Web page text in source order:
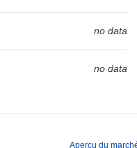
no data
no data
Aperçu du